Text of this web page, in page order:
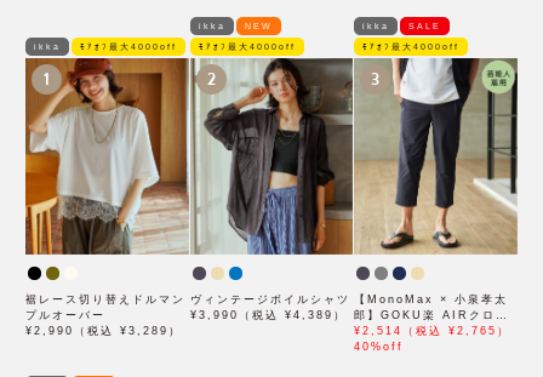
ikka ﾓｱｵﾌ最大4000off
1
裾レース切り替えドルマン
プルオーバー
¥2,990（税込 ¥3,289）
ikka NEW
ﾓｱｵﾌ最大4000off
2
ヴィンテージボイルシャツ
¥3,990（税込 ¥4,389）
ikka SALE
ﾓｱｵﾌ最大4000off
3
【MonoMax × 小泉孝太
郎】GOKU楽 AIRクロッ
プドパンツ「小泉孝太郎さ
ん着用モデル」
¥2,514（税込 ¥2,765）
40%off